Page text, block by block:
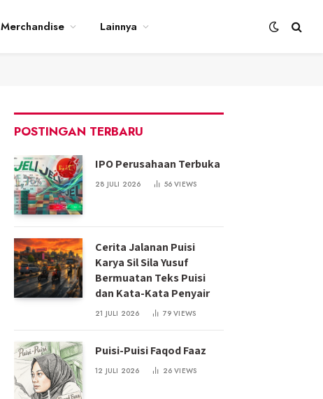
Merchandise Lainnya
POSTINGAN TERBARU
IPO Perusahaan Terbuka
28 JULI 2026 56VIEWS
Cerita Jalanan Puisi
Karya Sil Sila Yusuf
Bermuatan Teks Puisi
dan Kata-Kata Penyair
21 JULI 2026 79VIEWS
Puisi-Puisi Faqod Faaz
12 JULI 2026 26VIEWS